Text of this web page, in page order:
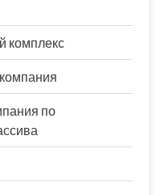
комплекс
по